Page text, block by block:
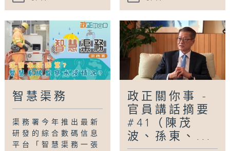
智慧渠務
渠務署今年推出最新
研發的綜合數碼信息
平台「智慧渠務一張
政正關你事 -
官員講話摘要
#41（陳茂
波、孫東、...